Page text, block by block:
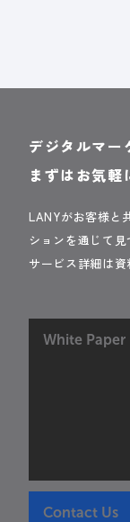
デジタルマー
まずはお気軽
LANYがお客様と
ションを通じて見
サービス詳細は資
White Paper
Contact Us